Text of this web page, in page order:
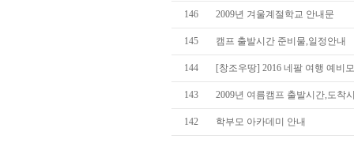
146 2009년 겨울계절학교 안내문
145 캠프 출발시간 준비물,일정안내
144 [창조우땅] 2016 네팔 여행 예비
143 2009년 여름캠프 출발시간,도착
142 학부모 아카데미 안내